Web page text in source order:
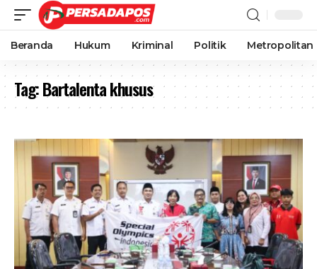
Beranda Hukum Kriminal Politik Metropolitan
Tag:Bartalenta khusus